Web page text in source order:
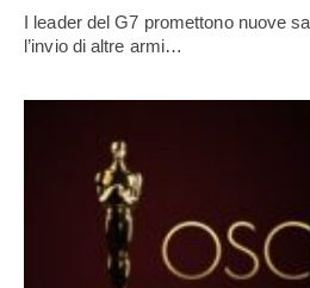
I leader del G7 promettono nuove
l’invio di altre armi…